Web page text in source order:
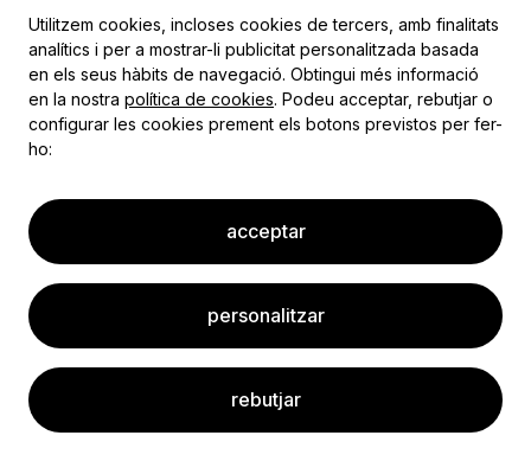
guardar
Utilitzem cookies, incloses cookies de tercers, amb finalitats
analítics i per a mostrar-li publicitat personalitzada basada
en els seus hàbits de navegació. Obtingui més informació
en la nostra política de cookies. Podeu acceptar, rebutjar o
configurar les cookies prement els botons previstos per fer-
ho:
acceptar
personalitzar
rebutjar